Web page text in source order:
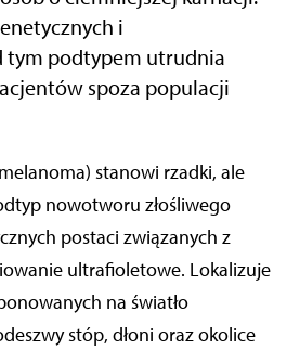
i
tym podtypem utrudnia
spoza populacji
nowotworu złośliwego
postaci związanych z
ultrafioletowe. Lokalizuje
na światło
stóp, dłoni oraz okolice